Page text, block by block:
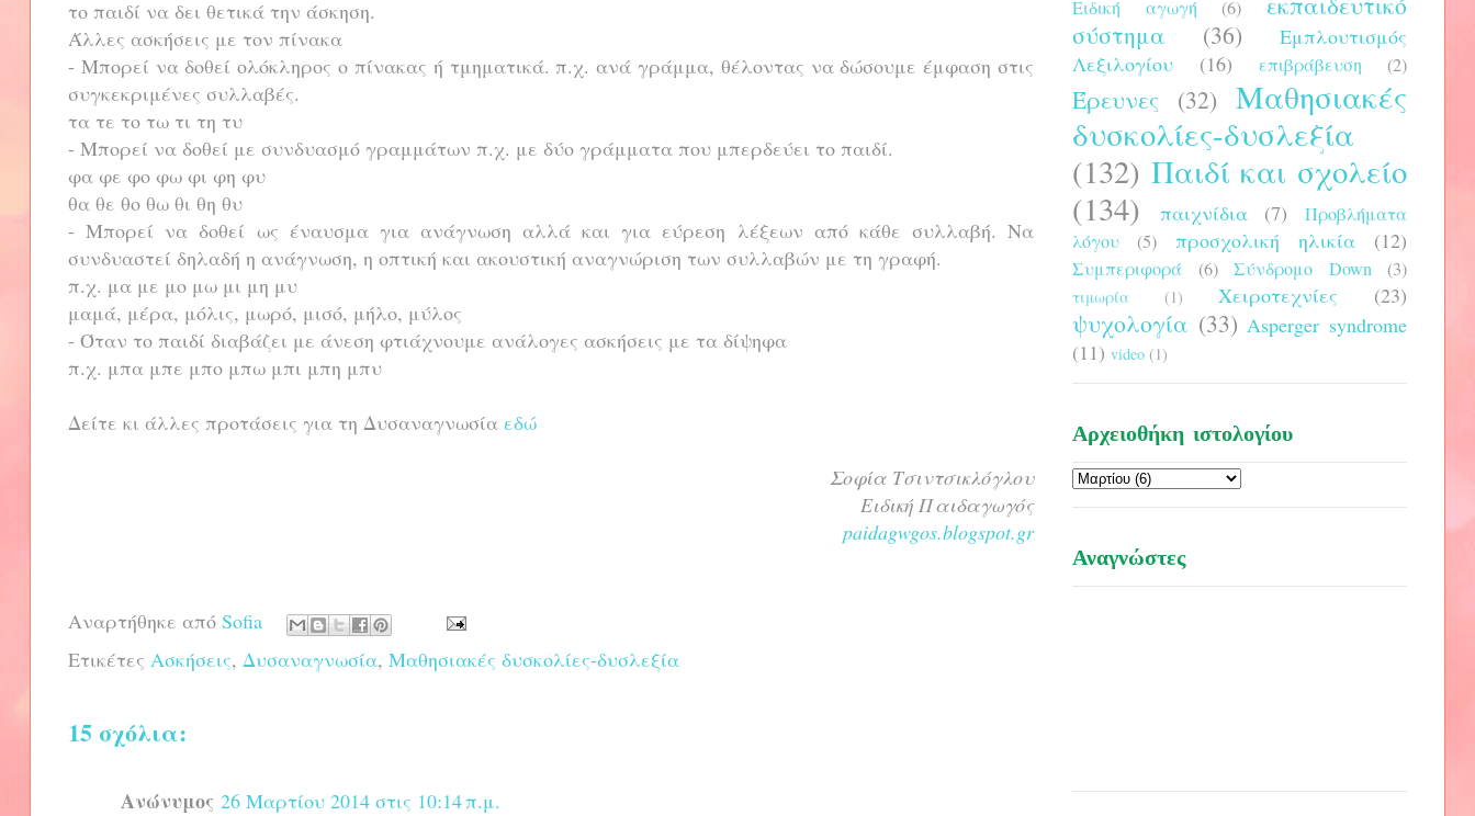
το παιδί να δει θετικά την άσκηση.
Άλλες ασκήσεις με τον πίνακα
- Μπορεί να δοθεί ολόκληρος ο πίνακας ή τμηματικά. π.χ. ανά γράμμα, θέλοντας να δώσουμε έμφαση στις
συγκεκριμένες συλλαβές.
τα τε το τω τι τη τυ
- Μπορεί να δοθεί με συνδυασμό γραμμάτων π.χ. με δύο γράμματα που μπερδεύει το παιδί.
φα φε φο φω φι φη φυ
θα θε θο θω θι θη θυ
- Μπορεί να δοθεί ως έναυσμα για ανάγνωση αλλά και για εύρεση λέξεων από κάθε συλλαβή. Να
συνδυαστεί δηλαδή η ανάγνωση, η οπτική και ακουστική αναγνώριση των συλλαβών με τη γραφή.
π.χ. μα με μο μω μι μη μυ
μαμά, μέρα, μόλις, μωρό, μισό, μήλο, μύλος
- Όταν το παιδί διαβάζει με άνεση φτιάχνουμε ανάλογες ασκήσεις με τα δίψηφα
π.χ. μπα μπε μπο μπω μπι μπη μπυ
Δείτε κι άλλες προτάσεις για τη Δυσαναγνωσία εδώ
Σοφία Τσιντσικλόγλου
Ειδική Παιδαγωγός
paidagwgos.blogspot.gr
Αναρτήθηκε από Sofia
Ετικέτες Ασκήσεις, Δυσαναγνωσία, Μαθησιακές δυσκολίες-δυσλεξία
15 σχόλια:
Ανώνυμος 26 Μαρτίου 2014 στις 10:14 π.μ.
Ειδική αγωγή
(6)
σύστημα
(36)
Εμπλουτισμός
Λεξιλογίου
(16) επιβράβευση (2)
Έρευνες (32)
Μαθησιακές
δυσκολίες-δυσλεξία
(132) Παιδί και σχολείο
(134)
παιχνίδια (7)
Προβλήματα
λόγου
(5) προσχολική ηλικία (12)
Συμπεριφορά (6) Σύνδρομο Down (3)
τιμωρία (1) Χειροτεχνίες (23)
ψυχολογία (33) Asperger syndrome
(11) video (1)
Αρχειοθήκη ιστολογίου
Αναγνώστες